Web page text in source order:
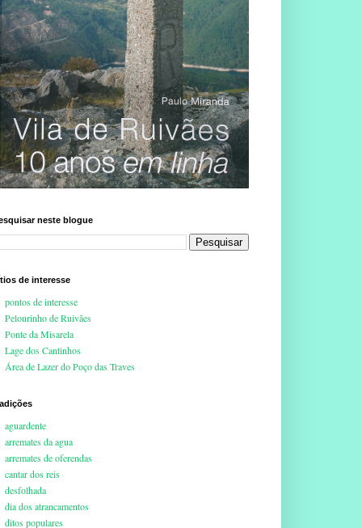
neste blogue
de interesse
pontos de interesse
Pelourinho de Ruivães
Ponte da Misarela
Lage dos Cantinhos
Área de Lazer do Poço das Traves
aguardente
arremates da agua
arremates de oferendas
cantar dos reis
desfolhada
dia dos atrancamentos
ditos populares